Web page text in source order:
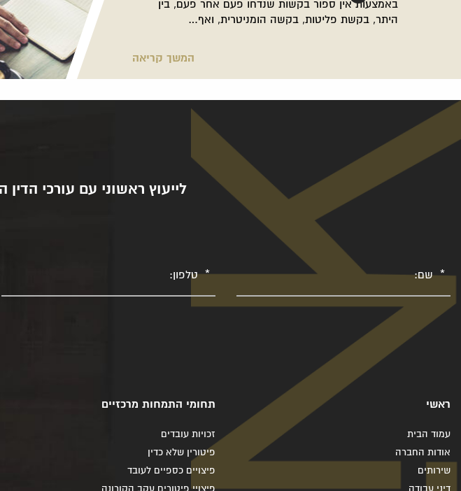
באמצעות אין ספור בקשות שנדחו פעם אחר פעם, בין
היתר, בקשת פליטות, בקשה הומניטרית, ואף…
המשך קריאה
לייעוץ ראשוני עם עורכי
ראשי
עמוד הבית
אודות החברה
שירותים
דיני עבודה
תחומי התמחות מרכזיים
זכויות עובדים
פיטורין שלא כדין
פיצויים כספיים לעובד
פיצויי פיטורים עקב הקורונה